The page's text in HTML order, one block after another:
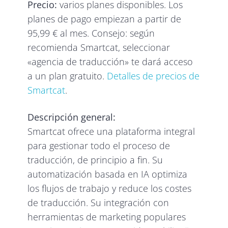
Precio:varios planes disponibles. Los
planes de pago empiezan a partir de
95,99 € al mes. Consejo: según
recomienda Smartcat, seleccionar
«agencia de traducción» te dará acceso
a un plan gratuito. Detalles de precios de
Smartcat.
Descripción general:
Smartcat ofrece una plataforma integral
para gestionar todo el proceso de
traducción, de principio a fin. Su
automatización basada en IA optimiza
los flujos de trabajo y reduce los costes
de traducción. Su integración con
herramientas de marketing populares